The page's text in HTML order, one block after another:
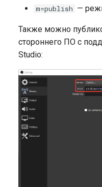
m=publish —
Также можно
стороннего ПО с
Studio: